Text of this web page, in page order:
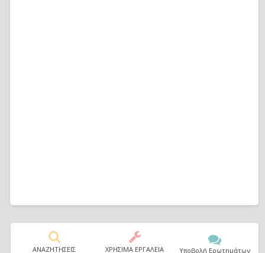
ΑΝΑΖΗΤΗΣΕΙΣ ΧΡΗΣΙΜΑ ΕΡΓΑΛΕΙΑ Υποβολή Ερωτημάτων